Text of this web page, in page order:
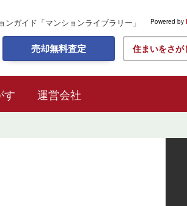
ンガイド 「マンションライブラリー」 Powered by
売却無料査定 住まいをさが
す 運営会社